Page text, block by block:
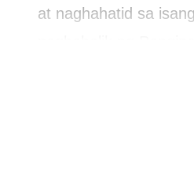
at naghahatid sa
pagkakataon na